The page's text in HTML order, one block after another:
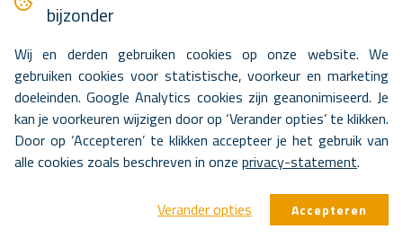
1 april 2023
Deeltijdverblijf: meer lucht voor cliënt
en mantelzorger
BLIK OP ZORG
Werken als psycholoog bij Proteion
bijzonder
Wij en derden gebruiken cookies op onze website. We
gebruiken cookies voor statistische, voorkeur en marketing
doeleinden. Google Analytics cookies zijn geanonimiseerd. Je
kan je voorkeuren wijzigen door op ‘Verander opties’ te klikken.
Door op ‘Accepteren’ te klikken accepteer je het gebruik van
alle cookies zoals beschreven in onze privacy-statement.
Verander opties Accepteren